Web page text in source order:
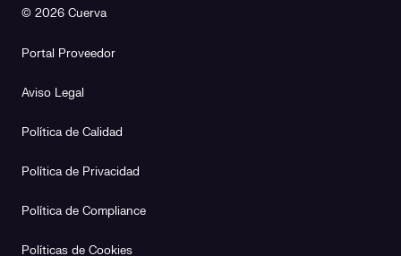
© 2026 Cuerva
Portal Proveedor
Aviso Legal
Política de Calidad
Política de Privacidad
Política de Compliance
Políticas de Cookies